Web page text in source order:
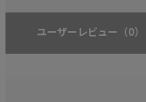
ユーザーレビュー （0）